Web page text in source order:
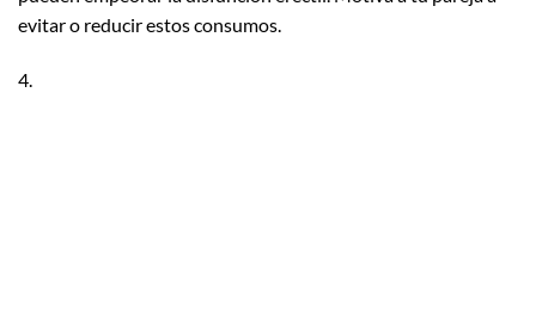
evitar o reducir estos consumos.
4.